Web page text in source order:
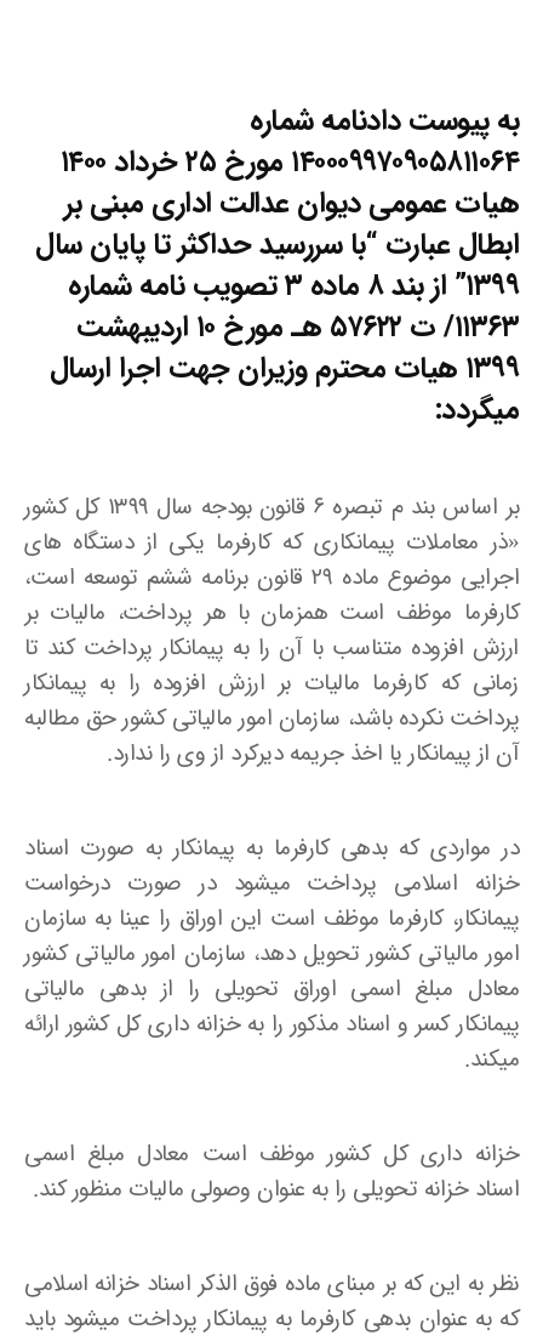
به پیوست دادنامه شماره
۱۴۰۰۰۹۹۷۰۹۰۵۸۱۱۰۶۴ مورخ ۲۵ خرداد ۱۴۰۰
هیات عمومی دیوان عدالت اداری مبنی بر
ابطال عبارت “با سررسید حداکثر تا پایان سال
۱۳۹۹” از بند ۸ ماده ۳ تصویب نامه شماره
۱۱۳۶۳/ ت ۵۷۶۲۲ هـ مورخ ۱۰ اردیبهشت
۱۳۹۹ هیات محترم وزیران جهت اجرا ارسال
میگردد:
بر اساس بند م تبصره ۶ قانون بودجه سال ۱۳۹۹ کل کشور
«ذر معاملات پیمانکاری که کارفرما یکی از دستگاه های
اجرایی موضوع ماده ۲۹ قانون برنامه ششم توسعه است،
کارفرما موظف است همزمان با هر پرداخت، مالیات بر
ارزش افزوده متناسب با آن را به پیمانکار پرداخت کند تا
زمانی که کارفرما مالیات بر ارزش افزوده را به پیمانکار
پرداخت نکرده باشد، سازمان امور مالیاتی کشور حق مطالبه
آن از پیمانکار یا اخذ جریمه دیرکرد از وی را ندارد.
در مواردی که بدهی کارفرما به پیمانکار به صورت اسناد
خزانه اسلامی پرداخت میشود در صورت درخواست
پیمانکار، کارفرما موظف است این اوراق را عینا به سازمان
امور مالیاتی کشور تحویل دهد، سازمان امور مالیاتی کشور
معادل مبلغ اسمی اوراق تحویلی را از بدهی مالیاتی
پیمانکار کسر و اسناد مذکور را به خزانه داری کل کشور ارائه
میکند.
خزانه داری کل کشور موظف است معادل مبلغ اسمی
اسناد خزانه تحویلی را به عنوان وصولی مالیات منظور کند.
نظر به این که بر مبنای ماده فوق الذکر اسناد خزانه اسلامی
که به عنوان بدهی کارفرما به پیمانکار پرداخت میشود باید